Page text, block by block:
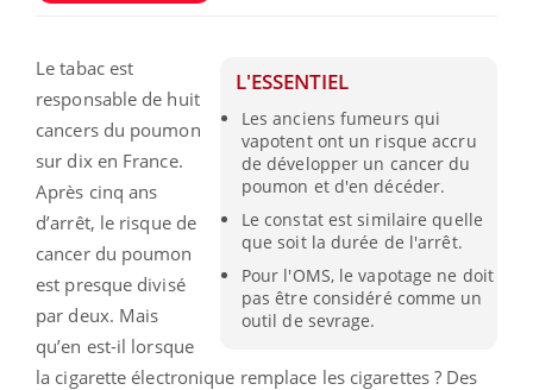
L'ESSENTIEL
Les anciens fumeurs qui
vapotent ont un risque accru
de développer un cancer du
poumon et d'en décéder.
Le constat est similaire quelle
que soit la durée de l'arrêt.
Pour l'OMS, le vapotage ne doit
pas être considéré comme un
outil de sevrage.
Le tabac est
responsable de huit
cancers du poumon
sur dix en France.
Après cinq ans
d’arrêt, le risque de
cancer du poumon
est presque divisé
par deux. Mais
qu’en est-il lorsque
la cigarette électronique remplace les cigarettes ? Des